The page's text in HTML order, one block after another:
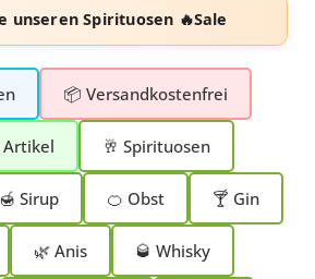
unserenSpirituosen 🔥Sale
📦 Versandkostenfrei
Artikel 🥂 Spirituosen
🍯 Sirup 🍊 Obst 🍸 Gin
🌿 Anis 🥃 Whisky